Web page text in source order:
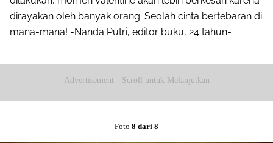
dirayakan oleh banyak orang. Seolah cinta bertebaran di
mana-mana! -Nanda Putri, editor buku, 24 tahun-
Advertisement - Scroll untuk Melanjutkan
Foto 8 dari 8